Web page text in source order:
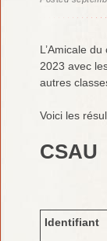
L’Amicale
2023 avec
autres
Voici les
CSAU
Identifiant